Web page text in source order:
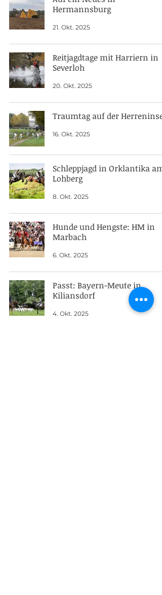
Hermannsburg
21. Okt. 2025
Reitjagdtage mit Harriern in
Severloh
20. Okt. 2025
Traumtag auf der Herreninsel
16. Okt. 2025
Schleppjagd in Orklantika am
Lohberg
8. Okt. 2025
Hunde und Hengste: HM in
Marbach
6. Okt. 2025
Passt: Bayern-Meute in
Kiliansdorf
4. Okt. 2025